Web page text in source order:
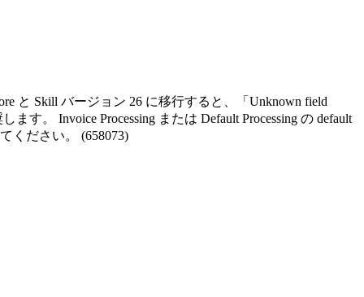
と Skill バージョン 26 に移行すると、「Unknown field
す。 Invoice Processing または Default Processing の default
ください。 (658073)